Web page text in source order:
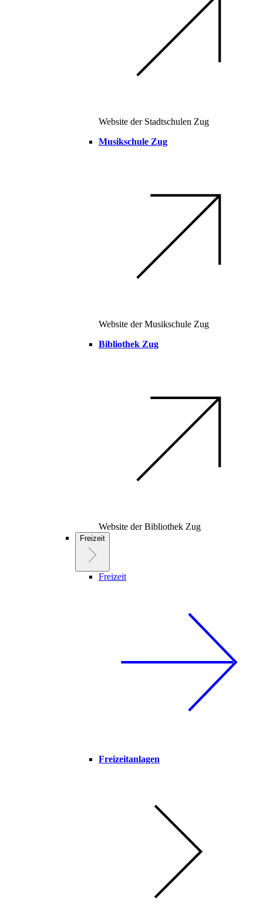
Website der Stadtschulen Zug
Musikschule Zug
Website der Musikschule Zug
Bibliothek Zug
Website der Bibliothek Zug
Freizeit
Freizeit
Freizeitanlagen